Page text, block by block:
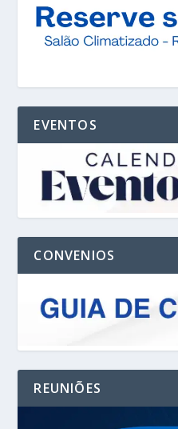
EVENTOS
CONVENIOS
REUNIÕES